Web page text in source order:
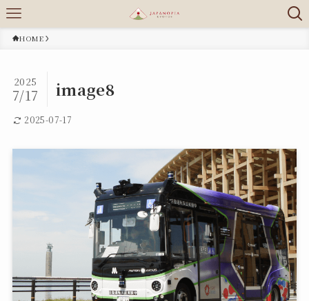
HOME
image8
2025
7/17
2025-07-17